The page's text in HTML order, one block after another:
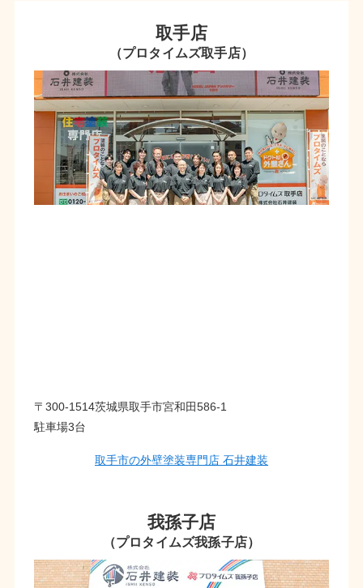
取手店
（プロタイムズ取手店）
〒300-1514茨城県取手市宮和田586-1
駐車場3台
取手市の外壁塗装専門店 石井建装
我孫子店
（プロタイムズ我孫子店）